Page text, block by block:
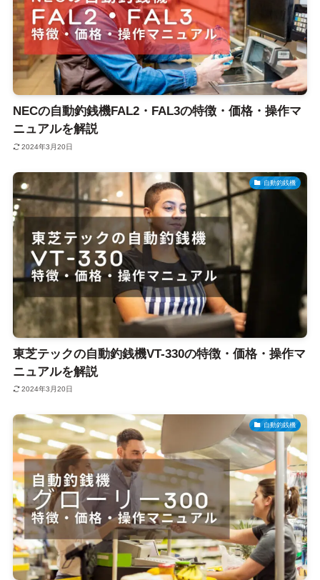
NECの自動釣銭機FAL2・FAL3の特徴・価格・操作マ
ニュアルを解説
2024年3月20日
自動釣銭機
東芝テックの自動釣銭機VT-330の特徴・価格・操作マ
ニュアルを解説
2024年3月20日
自動釣銭機